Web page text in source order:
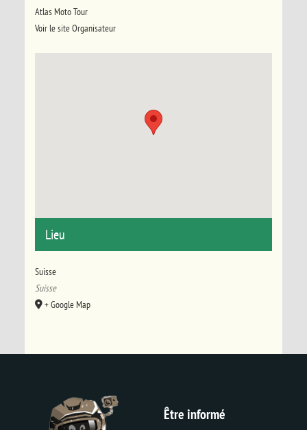
Atlas Moto Tour
Voir le site Organisateur
Lieu
Suisse
Suisse
+ Google Map
Être informé